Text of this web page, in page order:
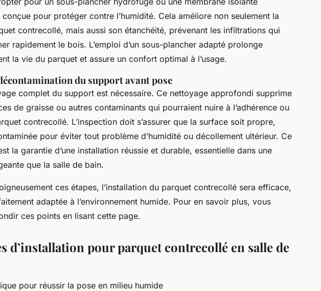
pour protéger contre l’humidité. Cela améliore non seulement la
contrecollé, mais aussi son étanchéité, prévenant les infiltrations qui
rapidement le bois. L’emploi d’un sous-plancher adapté prolonge
la vie du parquet et assure un confort optimal à l’usage.
du support avant pose
complet du support est nécessaire. Ce nettoyage approfondi supprime
de graisse ou autres contaminants qui pourraient nuire à l’adhérence ou
contrecollé. L’inspection doit s’assurer que la surface soit propre,
pour éviter tout problème d’humidité ou décollement ultérieur. Ce
la garantie d’une installation réussie et durable, essentielle dans une
que la salle de bain.
ces étapes, l’installation du parquet contrecollé sera efficace,
adaptée à l’environnement humide. Pour en savoir plus, vous
ces points en lisant cette page.
d’installation pour parquet contrecollé en salle de
pour réussir la pose en milieu humide